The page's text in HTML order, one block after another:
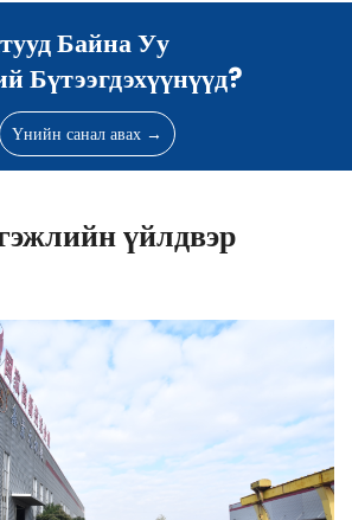
Байна Уу
Бүтээгдэхүүнүүд?
Үнийн санал авах →
үйлдвэр